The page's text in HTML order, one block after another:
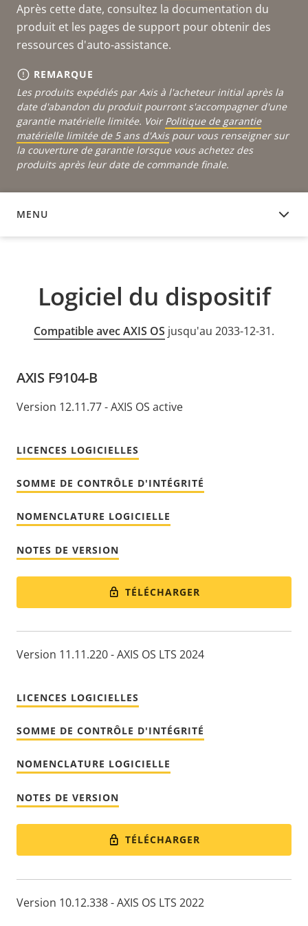
Après cette date, consultez la documentation du
produit et les pages de support pour obtenir des
ressources d'auto-assistance.
REMARQUE
Les produits expédiés par Axis à l'acheteur initial après la
date d'abandon du produit pourront s'accompagner d'une
garantie matérielle limitée. Voir Politique de garantie
matérielle limitée de 5 ans d'Axispour vous renseigner sur
la couverture de garantie lorsque vous achetez des
produits après leur date de commande finale.
MENU
LOGICIEL DU DISPOSITIF
Logiciel du dispositif
Compatible avec AXIS OS jusqu'au 2033-12-31.
AXIS F9104-B
Version 12.11.77 - AXIS OS active
LICENCES LOGICIELLES
SOMME DE CONTRÔLE D'INTÉGRITÉ
NOMENCLATURE LOGICIELLE
NOTES DE VERSION
TÉLÉCHARGER
Version 11.11.220 - AXIS OS LTS 2024
LICENCES LOGICIELLES
SOMME DE CONTRÔLE D'INTÉGRITÉ
NOMENCLATURE LOGICIELLE
NOTES DE VERSION
TÉLÉCHARGER
Version 10.12.338 - AXIS OS LTS 2022